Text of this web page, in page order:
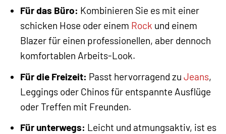
Für das Büro: Kombinieren Sie es mit einer
schicken Hose oder einem Rock und einem
Blazer für einen professionellen, aber dennoch
komfortablen Arbeits-Look.
Für die Freizeit: Passt hervorragend zu Jeans,
Leggings oder Chinos für entspannte Ausflüge
oder Treffen mit Freunden.
Für unterwegs: Leicht und atmungsaktiv, ist es